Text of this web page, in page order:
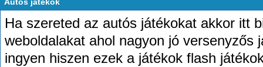
Ha szereted az autós játékokat akkor itt
weboldalakat ahol nagyon jó versenyzős
ingyen hiszen ezek a játékok flash